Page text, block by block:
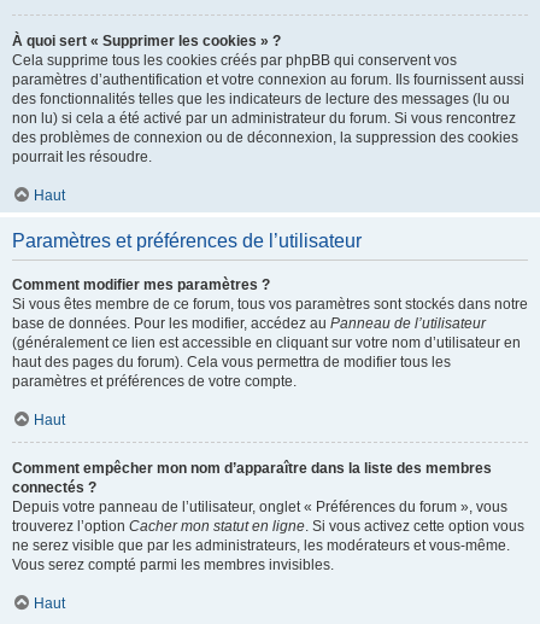
À quoi sert « Supprimer les cookies » ?
Cela supprime tous les cookies créés par phpBB qui conservent vos
paramètres d’authentification et votre connexion au forum. Ils fournissent aussi
des fonctionnalités telles que les indicateurs de lecture des messages (lu ou
non lu) si cela a été activé par un administrateur du forum. Si vous rencontrez
des problèmes de connexion ou de déconnexion, la suppression des cookies
pourrait les résoudre.
Haut
Paramètres et préférences de l’utilisateur
Comment modifier mes paramètres ?
Si vous êtes membre de ce forum, tous vos paramètres sont stockés dans notre
base de données. Pour les modifier, accédez au Panneau de l’utilisateur
(généralement ce lien est accessible en cliquant sur votre nom d’utilisateur en
haut des pages du forum). Cela vous permettra de modifier tous les
paramètres et préférences de votre compte.
Haut
Comment empêcher mon nom d’apparaître dans la liste des membres
connectés ?
Depuis votre panneau de l’utilisateur, onglet « Préférences du forum », vous
trouverez l’option Cacher mon statut en ligne. Si vous activez cette option vous
ne serez visible que par les administrateurs, les modérateurs et vous-même.
Vous serez compté parmi les membres invisibles.
Haut